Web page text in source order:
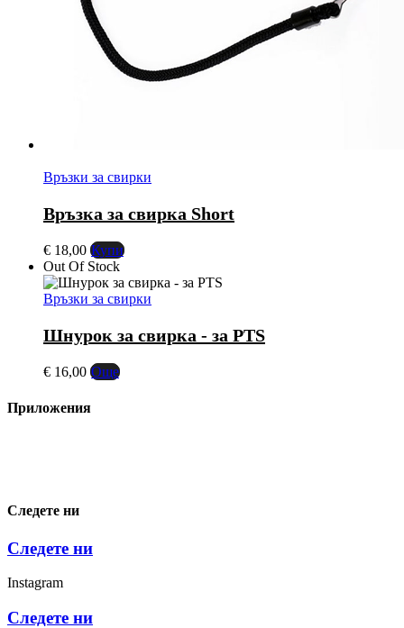
Връзки за свирки
Връзка за свирка Short
€ 18,00 Купи
Out Of Stock
Връзки за свирки
Шнурок за свирка - за PTS
€ 16,00 Още
Приложения
Следете ни
Следете ни
Instagram
Следете ни